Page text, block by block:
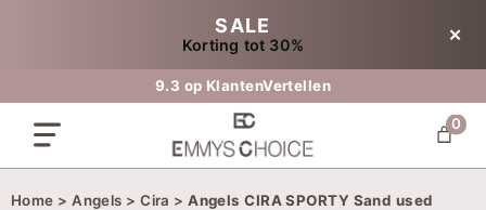
SALE
Korting tot 30% ✕
9.3 op KlantenVertellen
0
Home >Angels >Cira >Angels CIRA SPORTY Sand used